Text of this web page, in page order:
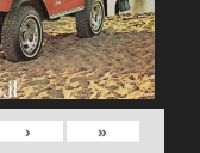
«
‹